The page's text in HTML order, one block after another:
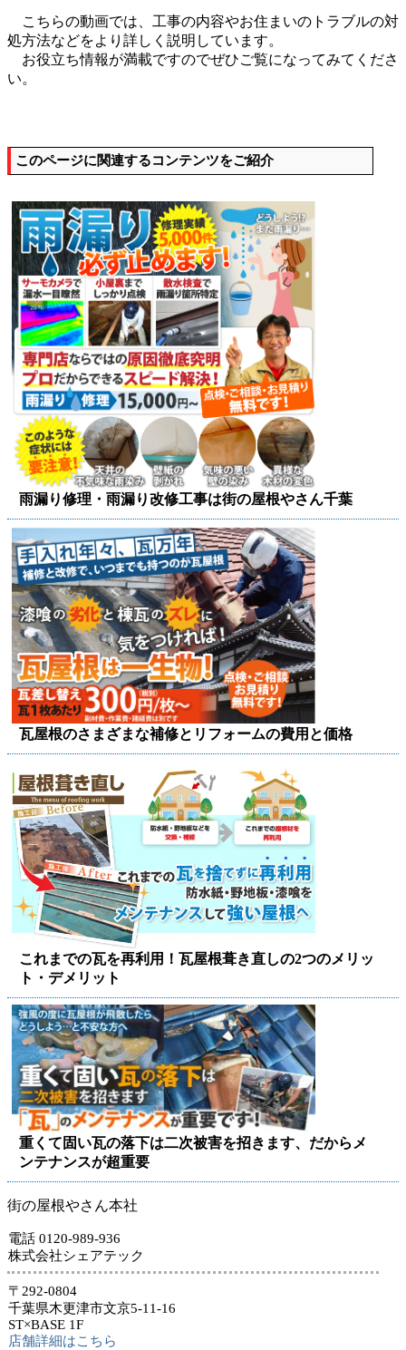
こちらの動画では、工事の内容やお住まいのトラブルの対
処方法などをより詳しく説明しています。
お役立ち情報が満載ですのでぜひご覧になってみてくださ
い。
このページに関連するコンテンツをご紹介
雨漏り修理・雨漏り改修工事は街の屋根やさん千葉
瓦屋根のさまざまな補修とリフォームの費用と価格
これまでの瓦を再利用！瓦屋根葺き直しの2つのメリッ
ト・デメリット
重くて固い瓦の落下は二次被害を招きます、だからメ
ンテナンスが超重要
街の屋根やさん本社
電話 0120-989-936
株式会社シェアテック
〒292-0804
千葉県木更津市文京5-11-16
ST×BASE 1F
店舗詳細はこちら